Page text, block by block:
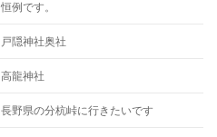
恒例です。
戸隠神社奥社
高龍神社
長野県の分杭峠に行きたいです